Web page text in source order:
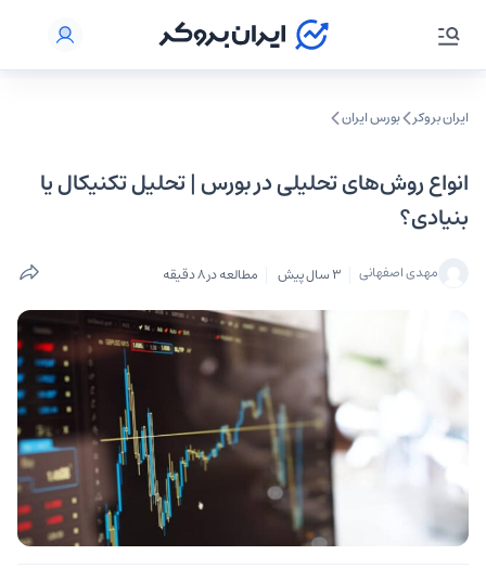
ایران بروکر بورس ایران
انواع روش‌های تحلیلی در بورس | تحلیل تکنیکال یا
بنیادی؟
مهدی اصفهانی 3 سال پیش مطالعه در 8 دقیقه